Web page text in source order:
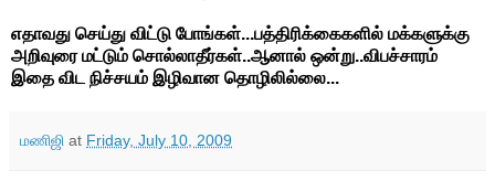
எதாவது செய்து விட்டு போங்கள்...பத்திரிக்கைகளில் மக்களுக்கு
அறிவுரை மட்டும் சொல்லாதீர்கள்..ஆனால் ஒன்று..விபச்சாரம்
இதை விட நிச்சயம் இழிவான தொழிலில்லை...
மணிஜி at Friday, July 10, 2009